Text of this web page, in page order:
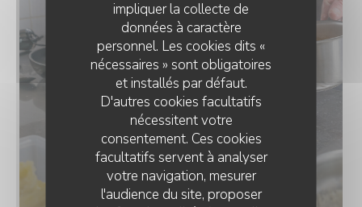
impliquer la collecte de
données à caractère
personnel. Les cookies dits «
nécessaires » sont obligatoires
et installés par défaut.
D'autres cookies facultatifs
nécessitent votre
consentement. Ces cookies
facultatifs servent à analyser
votre navigation, mesurer
l'audience du site, proposer